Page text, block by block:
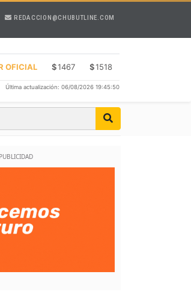
REDACCION@CHUBUTLINE.COM
OFICIAL $1467 $1518
Última actualización: 06/08/2026 19:45:50